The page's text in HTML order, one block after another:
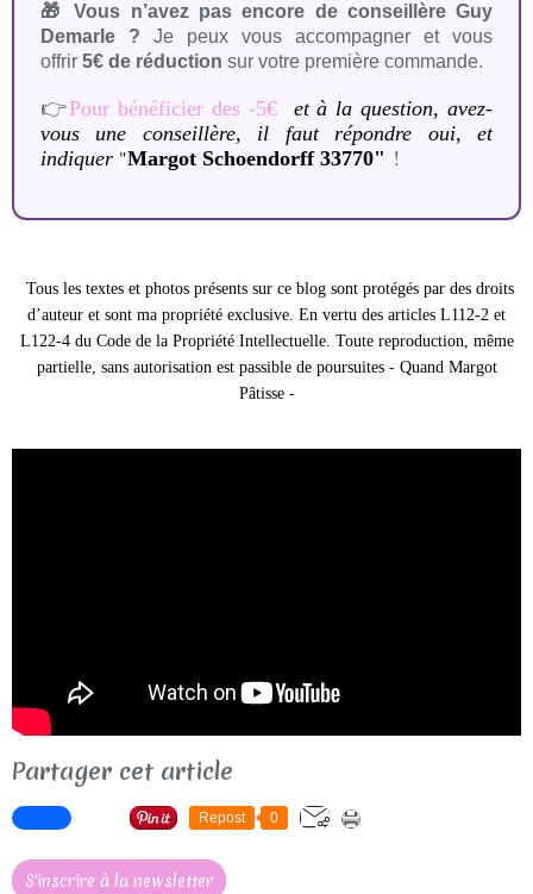
🎁 Vous n’avez pas encore de conseillère Guy
Demarle ?
Je peux vous accompagner et vous
offrir 5€ de réduction sur votre première commande.
👉Pour bénéficier des -5€
et à la question, avez-
vous une conseillère, il faut répondre oui, et
indiquer "Margot Schoendorff 33770" !
Tous les textes et photos présents sur ce blog sont protégés par des droits
d’auteur et sont ma propriété exclusive. En vertu des articles L112-2 et
L122-4 du Code de la Propriété Intellectuelle. Toute reproduction, même
partielle, sans autorisation est passible de poursuites - Quand Margot
Pâtisse -
Partager cet article
Repost 0
S'inscrire à la newsletter